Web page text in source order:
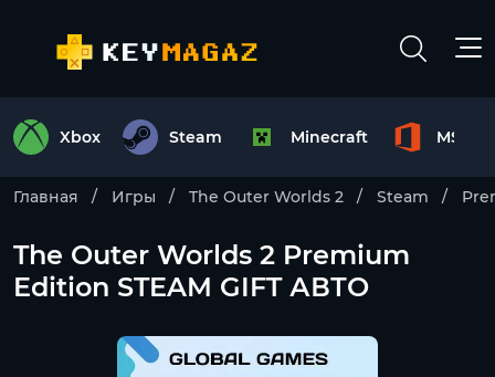
Xbox Steam Minecraft MS
Главная Игры The Outer Worlds 2 Steam
The Outer Worlds 2 Premium
Edition STEAM GIFT АВТО